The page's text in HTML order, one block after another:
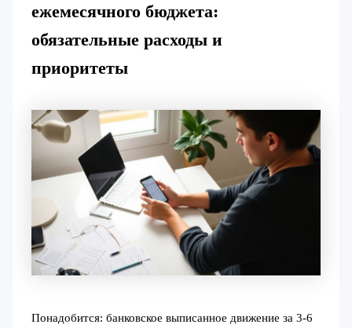
ежемесячного бюджета:
обязательные расходы и
приоритеты
Понадобится: банковское выписанное движение за 3-6